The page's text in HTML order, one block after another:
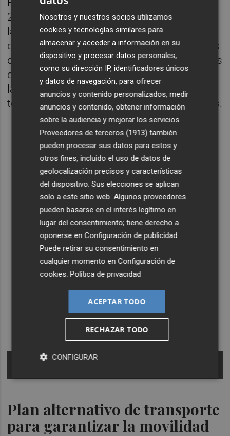
En este contexto, cabe recordar que desde
2018 Adif ha realizado otras inversiones en
la línea Xàtiva-Alcoi, por valor de 14 millones
de euros, que incluyen, como actuación más
destacada, la renovación de las instalaciones
de seguridad, además de otras mejoras en
las instalaciones de señalización,
telecomunicaciones, trincheras y estaciones.
Mapa de la renovación -
Plan alternativo de transporte
para garantizar la movilidad
Nosotros y nuestros socios utilizamos
cookies y tecnologías similares para
almacenar y acceder a información en su
dispositivo y procesar datos personales,
como su dirección IP, identificadores únicos
y datos de navegación, para ofrecer
anuncios y contenido personalizados, medir
anuncios y contenido, obtener información
sobre la audiencia y mejorar los servicios.
Proveedores de terceros (1913) también
pueden procesar sus datos para estos y
otros fines, incluido el uso de datos de
geolocalización precisos y características
del dispositivo. Sus elecciones se aplican
solo a este sitio web. Algunos proveedores
pueden basarse en el interés legítimo en
lugar del consentimiento; tiene derecho a
oponerse enConfiguración de publicidad.
Puede retirar su consentimiento en
cualquier momento enConfiguración de
cookies.Política de privacidad
ACEPTAR TODO
RECHAZAR TODO
CONFIGURAR